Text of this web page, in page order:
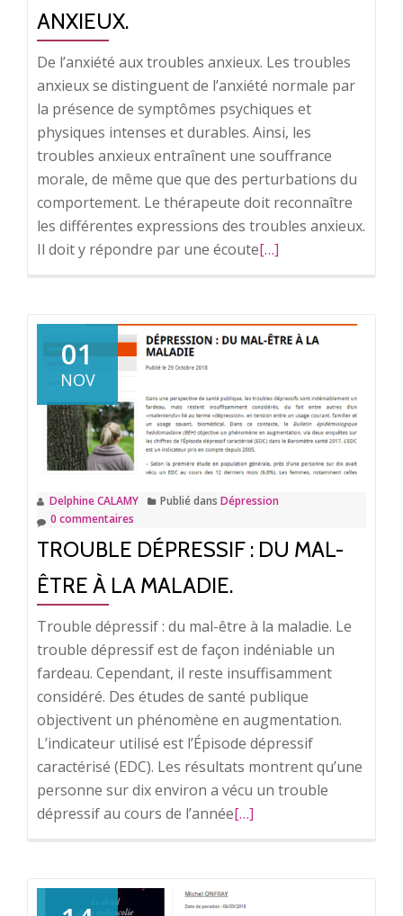
ANXIEUX.
De l’anxiété aux troubles anxieux. Les troubles
anxieux se distinguent de l’anxiété normale par
la présence de symptômes psychiques et
physiques intenses et durables. Ainsi, les
troubles anxieux entraînent une souffrance
morale, de même que que des perturbations du
comportement. Le thérapeute doit reconnaître
les différentes expressions des troubles anxieux.
Il doit y répondre par une écouteEn
surDe
l’anxiété
anxieux.
[…]
01
NOV
Delphine CALAMY Publié dans Dépression
0 commentaires
TROUBLE DÉPRESSIF : DU MAL-
ÊTRE À LA MALADIE.
Trouble dépressif : du mal-être à la maladie. Le
trouble dépressif est de façon indéniable un
fardeau. Cependant, il reste insuffisamment
considéré. Des études de santé publique
objectivent un phénomène en augmentation.
L’indicateur utilisé est l’Épisode dépressif
caractérisé (EDC). Les résultats montrent qu’une
personne sur dix environ a vécu un trouble
dépressif au cours de l’annéeEn
dépressif
[…]